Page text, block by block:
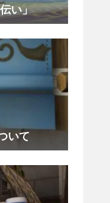
い」
いて